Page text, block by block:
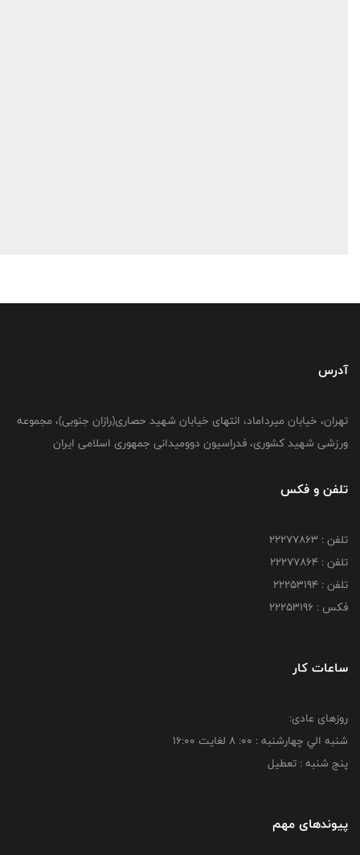
آدرس
تهران، خیابان میرداماد، انتهای خیابان شهید حصاری(رازان جنوبی)، مجموعه
ورزشی شهید کشوری، فدراسیون دوومیدانی جمهوری اسلامی ایران
تلفن و فکس
تلفن : 22277863
تلفن : 22277864
تلفن : 22253194
فکس : 22253196
ساعات کار
روزهای عادی:
شنبه الي چهارشنبه : 00: 8 لغايت 16:00
پنج شنبه : تعطیل
پیوندهای مهم